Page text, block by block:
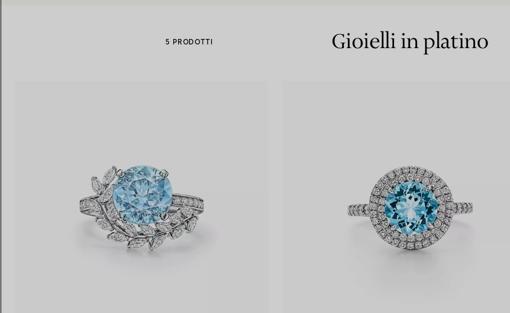
con un esperto di diamanti Tiffany.
5 PRODOTTI Gioielli in platino